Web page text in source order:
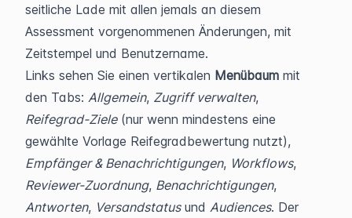
seitliche Lade mit allen jemals an diesem
Assessment vorgenommenen Änderungen, mit
Zeitstempel und Benutzername.
Links sehen Sie einen vertikalen Menübaum mit
den Tabs: Allgemein, Zugriff verwalten
Reifegrad-Ziele (nur wenn mindestens eine
Empfänger & Benachrichtigungen, Workflows
Reviewer-Zuordnung, Benachrichtigungen
Antworten, Versandstatus und Audiences. Der